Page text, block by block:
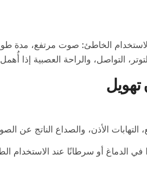
التواصل، والراحة العصبية إذا
تهويل
الأذن، والصداع الناتج عن
الدماغ أو سرطانًا عند الاستخدام